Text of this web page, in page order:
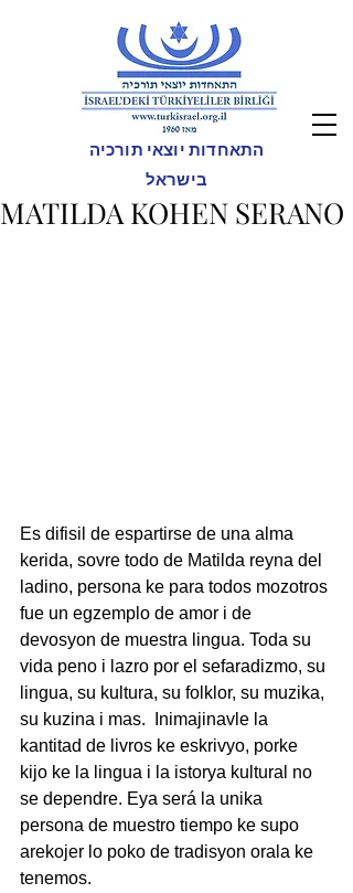
התאחדות יוצאי תורכיה
בישראל
MATILDA KOHEN SERANO
Es difisil de espartirse de una alma
kerida, sovre todo de Matilda reyna del
ladino, persona ke para todos mozotros
fue un egzemplo de amor i de
devosyon de muestra lingua. Toda su
vida peno i lazro por el sefaradizmo, su
lingua, su kultura, su folklor, su muzika,
su kuzina i mas.  Inimajinavle la
kantitad de livros ke eskrivyo, porke
kijo ke la lingua i la istorya kultural no
se dependre. Eya será la unika
persona de muestro tiempo ke supo
arekojer lo poko de tradisyon orala ke
tenemos.